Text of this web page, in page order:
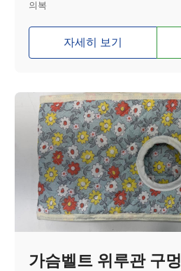
의복
자세히 보기
가슴벨트 위루관 구멍